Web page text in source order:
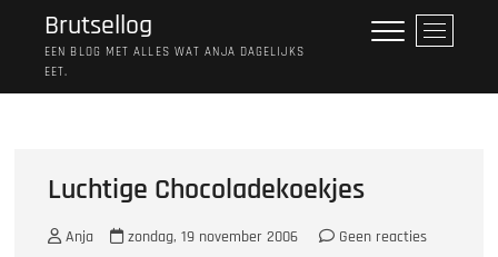
Brutsellog
EEN BLOG MET ALLES WAT ANJA DAGELIJKS
EET.
M
e
Luchtige Chocoladekoekjes
Anja zondag, 19 november 2006
Geen reacties